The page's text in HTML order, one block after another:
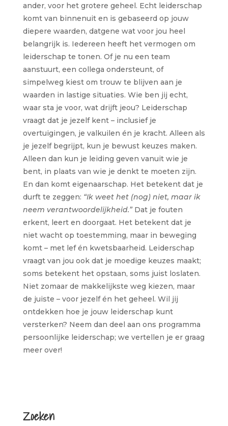
ander, voor het grotere geheel. Echt leiderschap
komt van binnenuit en is gebaseerd op jouw
diepere waarden, datgene wat voor jou heel
belangrijk is. Iedereen heeft het vermogen om
leiderschap te tonen. Of je nu een team
aanstuurt, een collega ondersteunt, of
simpelweg kiest om trouw te blijven aan je
waarden in lastige situaties. Wie ben jij echt,
waar sta je voor, wat drijft jeou? Leiderschap
vraagt dat je jezelf kent – inclusief je
overtuigingen, je valkuilen én je kracht. Alleen als
je jezelf begrijpt, kun je bewust keuzes maken.
Alleen dan kun je leiding geven vanuit wie je
bent, in plaats van wie je denkt te moeten zijn.
En dan komt eigenaarschap. Het betekent dat je
durft te zeggen: “Ik weet het (nog) niet, maar ik
neem verantwoordelijkheid.”Dat je fouten
erkent, leert en doorgaat. Het betekent dat je
niet wacht op toestemming, maar in beweging
komt – met lef én kwetsbaarheid. Leiderschap
vraagt van jou ook dat je moedige keuzes maakt;
soms betekent het opstaan, soms juist loslaten.
Niet zomaar de makkelijkste weg kiezen, maar
de juiste – voor jezelf én het geheel. Wil jij
ontdekken hoe je jouw leiderschap kunt
versterken? Neem dan deel aan ons programma
persoonlijke leiderschap; we vertellen je er graag
meer over!
Zoeken